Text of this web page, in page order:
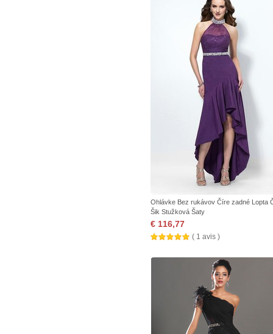
Ohlávke Bez rukávov Číre zadné Lopta
Šik Stužková Šaty
€ 116,77
( 1 avis )